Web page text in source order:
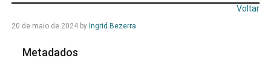
Voltar
20 de maio de 2024by Ingrid Bezerra
Metadados